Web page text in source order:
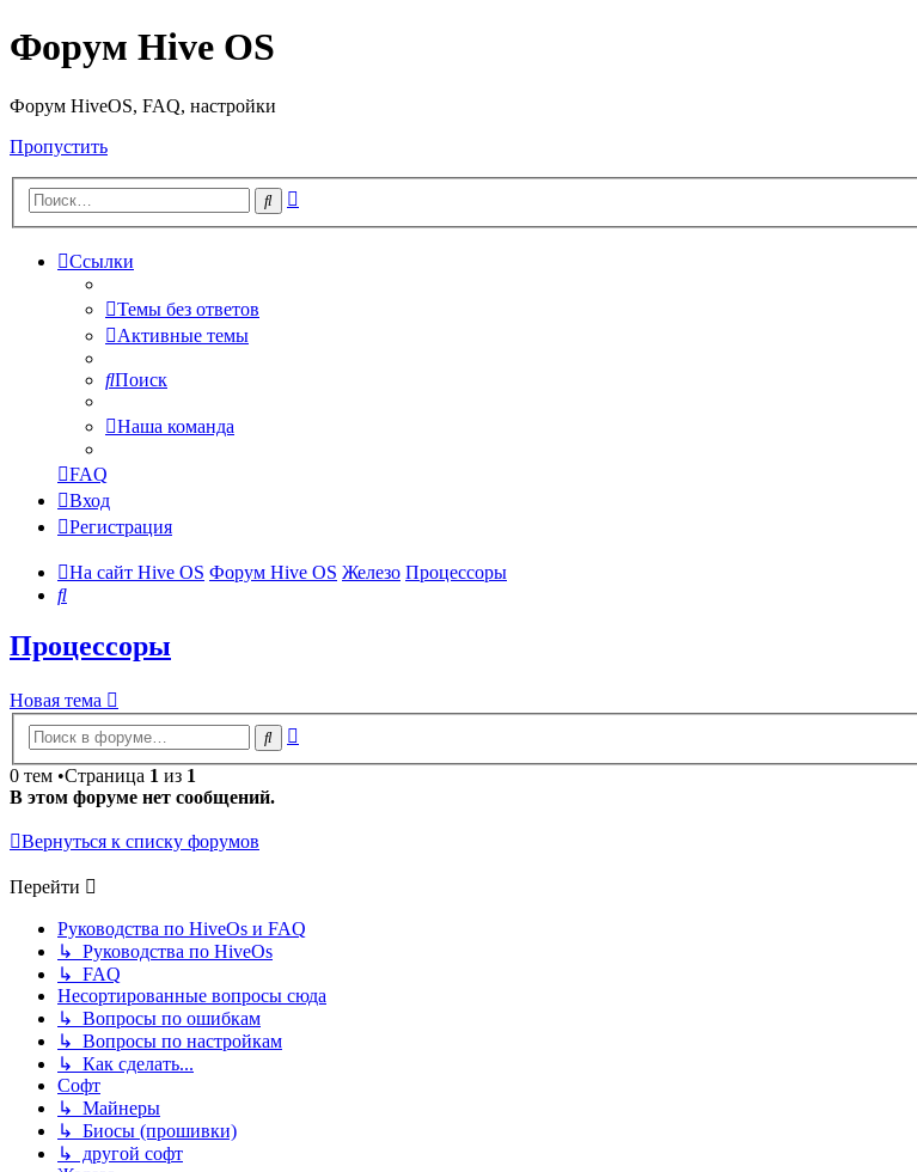
Форум Hive OS
Форум HiveOS, FAQ, настройки
Пропустить
Поиск
Ссылки
Темы без ответов
Активные темы
Поиск
Наша команда
FAQ
Вход
Регистрация
На сайт Hive OS Форум Hive OS Железо Процессоры
Поиск
Процессоры
Новая тема
Поиск
0 тем •Страница 1 из 1
В этом форуме нет сообщений.
Вернуться к списку форумов
Перейти
Руководства по HiveOs и FAQ
↳ Руководства по HiveOs
↳ FAQ
Несортированные вопросы сюда
↳ Вопросы по ошибкам
↳ Вопросы по настройкам
↳ Как сделать...
Софт
↳ Майнеры
↳ Биосы (прошивки)
↳ другой софт